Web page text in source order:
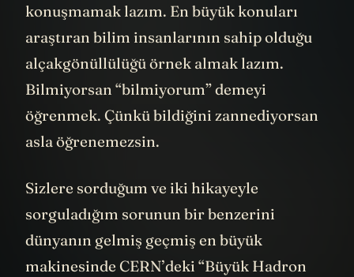
konuşmamak lazım. En büyük konuları
araştıran bilim insanlarının sahip olduğu
alçakgönüllülüğü örnek almak lazım.
Bilmiyorsan “bilmiyorum” demeyi
öğrenmek. Çünkü bildiğini zannediyorsan
asla öğrenemezsin.
Sizlere sorduğum ve iki hikayeyle
sorguladığım sorunun bir benzerini
dünyanın gelmiş geçmiş en büyük
makinesinde CERN’deki “Büyük Hadron